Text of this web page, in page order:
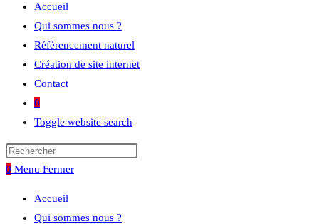
Accueil
Qui sommes nous ?
Référencement naturel
Création de site internet
Contact
0
Toggle website search
0 Menu Fermer
Accueil
Qui sommes nous ?